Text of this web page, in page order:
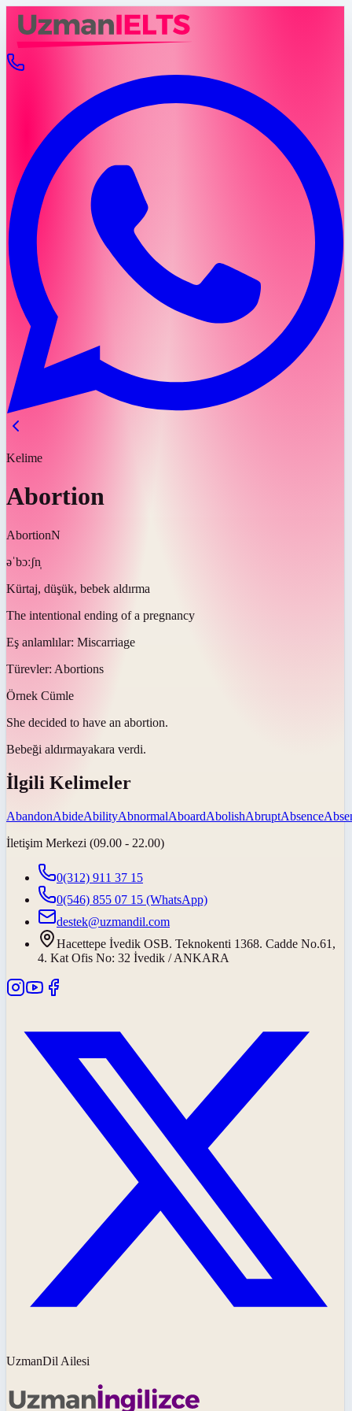
Kelime
Abortion
AbortionN
əˈbɔːʃn̩
Kürtaj, düşük, bebek aldırma
The intentional ending of a pregnancy
Eş anlamlılar: Miscarriage
Türevler: Abortions
Örnek Cümle
She decided to have an abortion.
Bebeği aldırmayakara verdi.
İlgili Kelimeler
AbandonAbideAbilityAbnormalAboardAbolishAbruptAbsence
İletişim Merkezi (09.00 - 22.00)
0(312) 911 37 15
0(546) 855 07 15 (WhatsApp)
destek@uzmandil.com
Hacettepe İvedik OSB. Teknokenti 1368. Cadde No.61,
4. Kat Ofis No: 32 İvedik / ANKARA
UzmanDil Ailesi